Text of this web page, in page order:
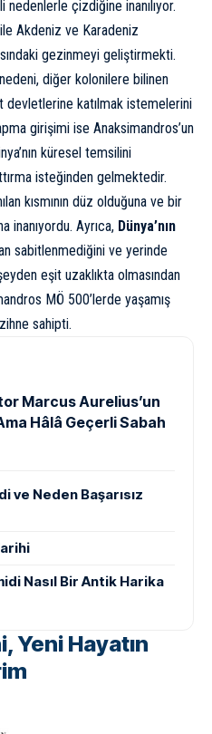
nedenlerle çizdiğine inanılıyor.
Akdeniz ve Karadeniz
gezinmeyi geliştirmekti.
diğer kolonilere bilinen
devletlerine katılmak istemelerini
girişimi ise Anaksimandros’un
küresel temsilini
isteğinden gelmektedir.
kısmının düz olduğuna ve bir
inanıyordu. Ayrıca, Dünya’nın
sabitlenmediğini ve yerinde
eşit uzaklıkta olmasından
MÖ 500’lerde yaşamış
sahipti.
Marcus Aurelius’un
Hâlâ Geçerli Sabah
ve Neden Başarısız
Nasıl Bir Antik Harika
Yeni Hayatın